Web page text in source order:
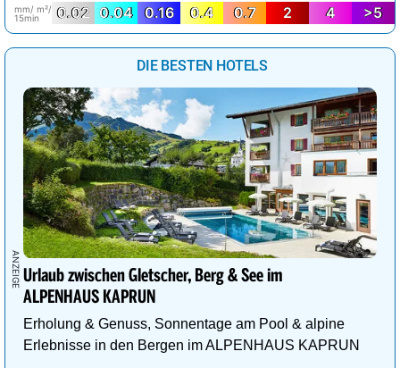
mm/ m²/
15min
0.02 0.04 0.16 0.4 0.7 2 4 >5
DIE BESTEN HOTELS
Urlaub zwischen Gletscher, Berg & See im
ALPENHAUS KAPRUN
Erholung & Genuss, Sonnentage am Pool & alpine
Erlebnisse in den Bergen im ALPENHAUS KAPRUN